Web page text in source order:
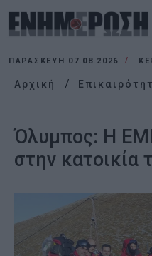
ΠΑΡΑΣΚΕΥΉ 07.08.2026
Αρχική
Όλυμπος: Η
στην